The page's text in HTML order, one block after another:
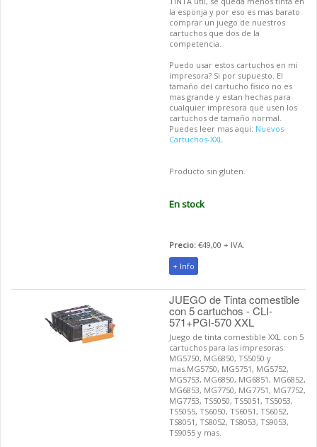
la esponja y por eso es mas barato
comprar un juego de nuestros
cartuchos que dos de la
competencia.
Puedo usar estos cartuchos en mi
impresora? Si por supuesto. El
tamaño del cartucho fisico no es
mas grande y estan hechas para
cualquier impresora que usen los
cartuchos de tamaño normal.
Puedes leer mas aqui: Nuevos-
Cartuchos-XXL
Producto sin gluten.
En stock
Precio: €49,00 + IVA.
+ Info
JUEGO de Tinta comestible
con 5 cartuchos - CLI-
571+PGI-570 XXL
Juego de tinta comestible XXL con 5
cartuchos para las impresoras:
MG5750, MG6850, TS5050 y
mas.MG5750, MG5751, MG5752,
MG5753, MG6850, MG6851, MG6852,
MG6853, MG7750, MG7751, MG7752,
MG7753, TS5050, TS5051, TS5053,
TS5055, TS6050, TS6051, TS6052,
TS8051, TS8052, TS8053, TS9053,
TS9055 y mas.